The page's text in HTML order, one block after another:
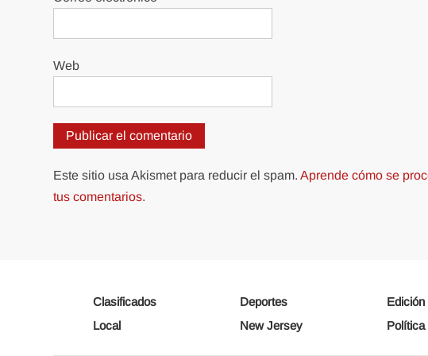
Web
Este sitio usa Akismet para reducir el spam.Aprende cómo se
tus comentarios.
Clasificados Deportes
Local
New Jersey Política